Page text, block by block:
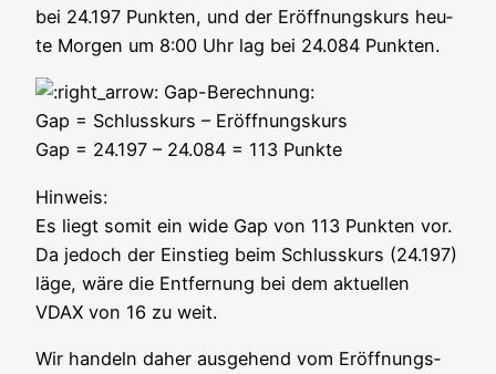
bei 24.197 Punk­ten, und der Eröff­nungs­kurs heu­
te Mor­gen um 8:00 Uhr lag bei 24.084 Punkten.
Gap-Berech­nung:
Gap = Schluss­kurs – Eröff­nungs­kurs
Gap = 24.197 – 24.084 = 113 Punkte
Hin­weis:
Es liegt somit ein wide Gap von 113 Punk­ten vor.
Da jedoch der Ein­stieg beim Schluss­kurs (24.197)
läge, wäre die Ent­fer­nung bei dem aktu­el­len
VDAX von 16 zu weit.
Wir han­deln daher aus­ge­hend vom Eröff­nungs­